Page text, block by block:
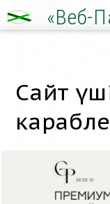
«Веб-
Сайт